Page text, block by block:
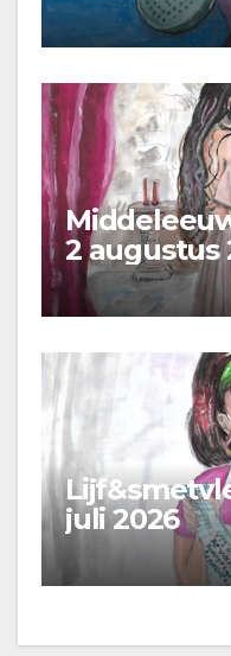
2 augustus
juli 2026